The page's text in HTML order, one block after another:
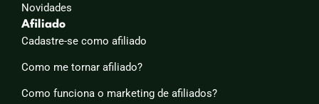
Novidades
Afiliado
Cadastre-se como afiliado
Como me tornar afiliado?
Como funciona o marketing de afiliados?